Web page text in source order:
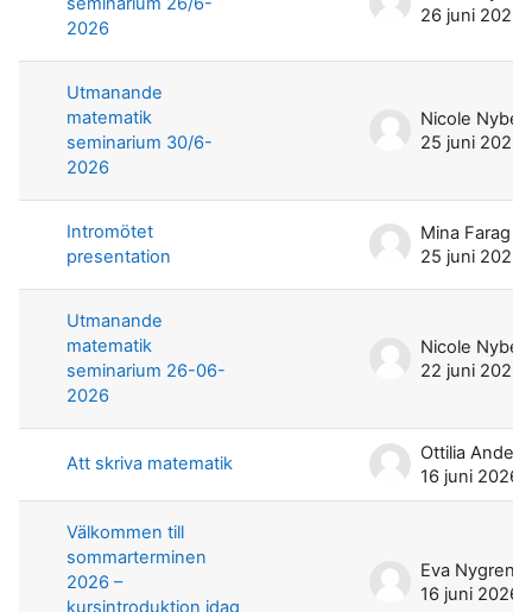
2026
26 juni 2026
Utmanande
matematik
seminarium 30/6-
2026
Nicole
25 juni 2026
Intromötet
presentation
Mina Farag
25 juni 2026
Utmanande
matematik
seminarium 26-06-
2026
Nicole
22 juni 2026
Att skriva matematik
Ottilia
16 juni 2026
Välkommen till
sommarterminen
2026 –
kursintroduktion idag
Eva Nygren
16 juni 2026